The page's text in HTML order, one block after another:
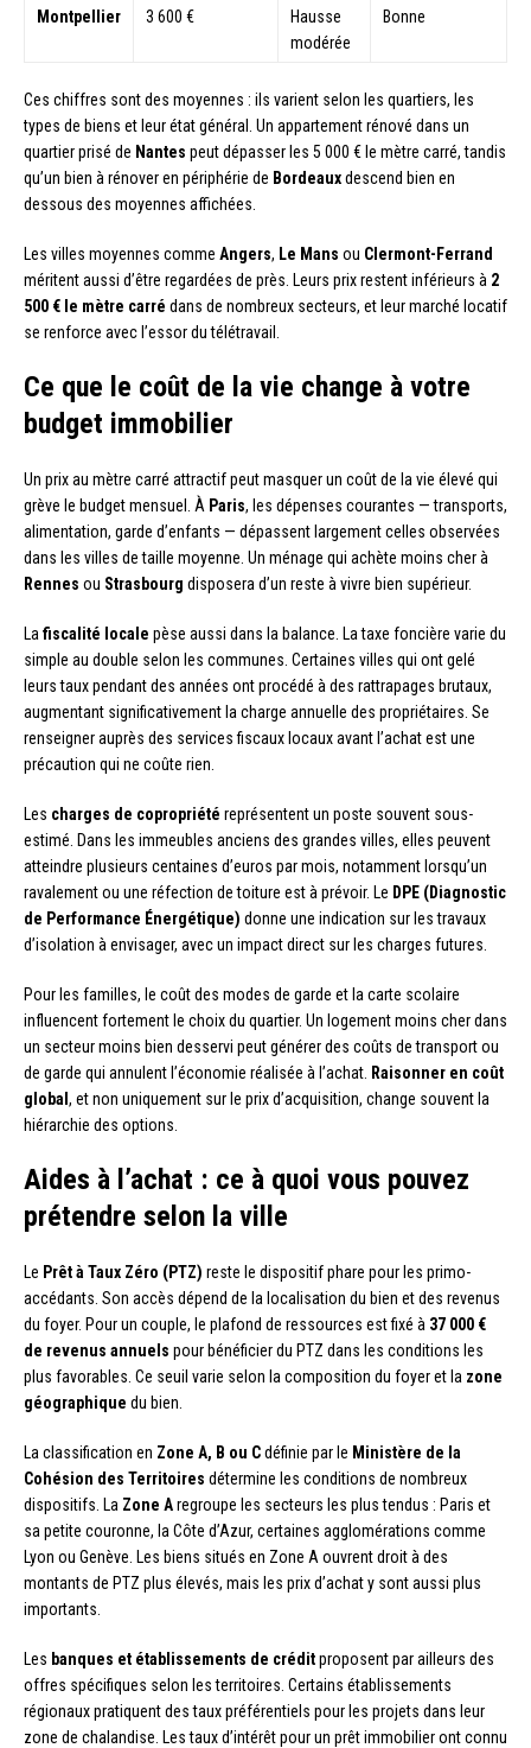
Montpellier 3 600 €
Hausse
modérée
Bonne
Ces chiffres sont des moyennes : ils varient selon les quartiers, les
types de biens et leur état général. Un appartement rénové dans un
quartier prisé de Nantes peut dépasser les 5 000 € le mètre carré, tandis
qu’un bien à rénover en périphérie de Bordeauxdescend bien en
dessous des moyennes affichées.
Les villes moyennes comme Angers, Le Mans ou Clermont-Ferrand
méritent aussi d’être regardées de près. Leurs prix restent inférieurs à 2
500 € le mètre carré dans de nombreux secteurs, et leur marché locatif
se renforce avec l’essor du télétravail.
Ce que le coût de la vie change à votre
budget immobilier
Un prix au mètre carré attractif peut masquer un coût de la vie élevé qui
grève le budget mensuel. À Paris, les dépenses courantes — transports,
alimentation, garde d’enfants — dépassent largement celles observées
dans les villes de taille moyenne. Un ménage qui achète moins cher à
Rennes ou Strasbourg disposera d’un reste à vivre bien supérieur.
La fiscalité locale pèse aussi dans la balance. La taxe foncière varie du
simple au double selon les communes. Certaines villes qui ont gelé
leurs taux pendant des années ont procédé à des rattrapages brutaux,
augmentant significativement la charge annuelle des propriétaires. Se
renseigner auprès des services fiscaux locaux avant l’achat est une
précaution qui ne coûte rien.
Les charges de copropriété représentent un poste souvent sous-
estimé. Dans les immeubles anciens des grandes villes, elles peuvent
atteindre plusieurs centaines d’euros par mois, notamment lorsqu’un
ravalement ou une réfection de toiture est à prévoir. Le DPE (Diagnostic
de Performance Énergétique) donne une indication sur les travaux
d’isolation à envisager, avec un impact direct sur les charges futures.
Pour les familles, le coût des modes de garde et la carte scolaire
influencent fortement le choix du quartier. Un logement moins cher dans
un secteur moins bien desservi peut générer des coûts de transport ou
de garde qui annulent l’économie réalisée à l’achat. Raisonner en coût
global, et non uniquement sur le prix d’acquisition, change souvent la
hiérarchie des options.
Aides à l’achat : ce à quoi vous pouvez
prétendre selon la ville
Le Prêt à Taux Zéro (PTZ) reste le dispositif phare pour les primo-
accédants. Son accès dépend de la localisation du bien et des revenus
du foyer. Pour un couple, le plafond de ressources est fixé à 37 000 €
de revenus annuels pour bénéficier du PTZ dans les conditions les
plus favorables. Ce seuil varie selon la composition du foyer et la zone
géographique du bien.
La classification en Zone A, B ou Cdéfinie par le Ministère de la
Cohésion des Territoires détermine les conditions de nombreux
dispositifs. La Zone Aregroupe les secteurs les plus tendus : Paris et
sa petite couronne, la Côte d’Azur, certaines agglomérations comme
Lyon ou Genève. Les biens situés en Zone A ouvrent droit à des
montants de PTZ plus élevés, mais les prix d’achat y sont aussi plus
importants.
Les banques et établissements de créditproposent par ailleurs des
offres spécifiques selon les territoires. Certains établissements
régionaux pratiquent des taux préférentiels pour les projets dans leur
zone de chalandise. Les taux d’intérêt pour un prêt immobilier ont connu